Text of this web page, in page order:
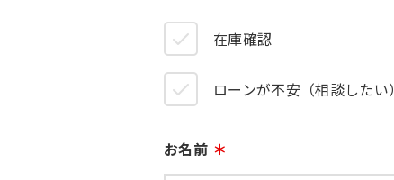
在庫確認
ローンが不安（相談したい）
お名前